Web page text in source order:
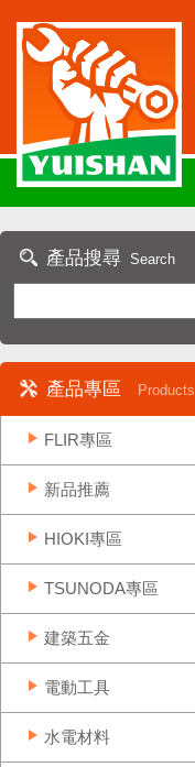
產品搜尋 Search
產品專區 Products
FLIR專區
新品推薦
HIOKI專區
TSUNODA專區
建築五金
電動工具
水電材料